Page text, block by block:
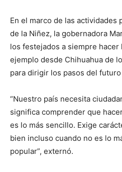
En el marco de las actividades
de la Niñez, la gobernadora
los festejados a siempre
ejemplo desde Chihuahua de
para dirigir los pasos del
“Nuestro país necesita
significa comprender que
es lo más sencillo. Exige
bien incluso cuando no es lo
popular”, externó.